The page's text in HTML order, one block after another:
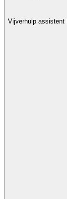
Vijverhulp assistent